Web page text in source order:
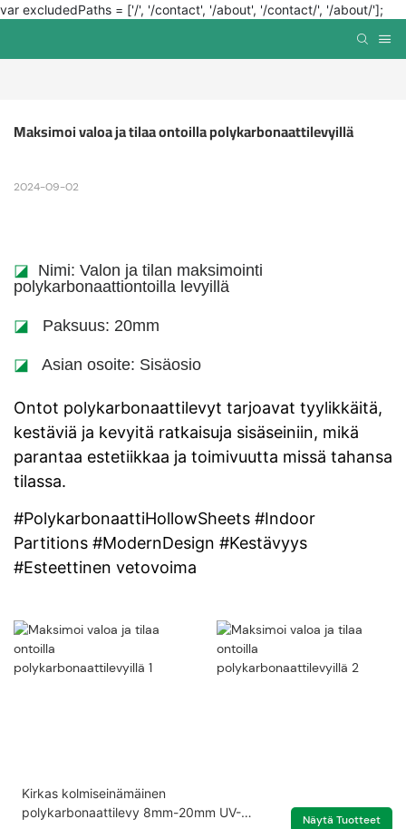
var excludedPaths = ['/', '/contact', '/about', '/contact/', '/about/'];
Maksimoi valoa ja tilaa ontoilla polykarbonaattilevyillä
2024-09-02
◪ Nimi: Valon ja tilan maksimointi
polykarbonaattiontoilla levyillä
◪ Paksuus: 20mm
◪ Asian osoite: Sisäosio
Ontot polykarbonaattilevyt tarjoavat tyylikkäitä,
kestäviä ja kevyitä ratkaisuja sisäseiniin, mikä
parantaa estetiikkaa ja toimivuutta missä tahansa
tilassa.
#PolykarbonaattiHollowSheets #Indoor
Partitions #ModernDesign #Kestävyys
#Esteettinen vetovoima
Kirkas kolmiseinämäinen
polykarbonaattilevy 8mm-20mm UV-
Näytä Tuotteet